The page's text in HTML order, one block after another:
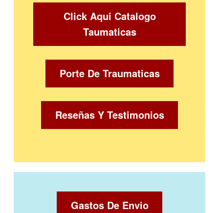
SATELITALESClick Aqui Catalogo
Taumaticas
Porte De Traumaticas
Reseñas Y Testimonios
Gastos De Envio